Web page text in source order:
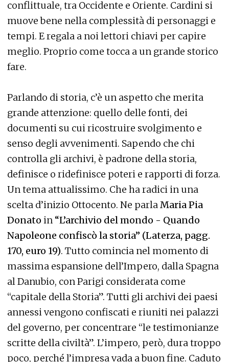
conflittuale, tra Occidente e Oriente. Cardini si
muove bene nella complessità di personaggi e
tempi. E regala a noi lettori chiavi per capire
meglio. Proprio come tocca a un grande storico
fare.
Parlando di storia, c’è un aspetto che merita
grande attenzione: quello delle fonti, dei
documenti su cui ricostruire svolgimento e
senso degli avvenimenti. Sapendo che chi
controlla gli archivi, è padrone della storia,
definisce o ridefinisce poteri e rapporti di forza.
Un tema attualissimo. Che ha radici in una
scelta d’inizio Ottocento. Ne parlaMaria Pia
Donato in “L’archivio del mondo - Quando
Napoleone confiscò la storia” (Laterza, pagg.
170, euro 19). Tutto comincia nel momento di
massima espansione dell’Impero, dalla Spagna
al Danubio, con Parigi considerata come
“capitale della Storia”. Tutti gli archivi dei paesi
annessi vengono confiscati e riuniti nei palazzi
del governo, per concentrare “le testimonianze
scritte della civiltà”. L’impero, però, dura troppo
poco, perché l’impresa vada a buon fine. Caduto